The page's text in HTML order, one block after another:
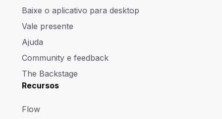
Baixe o aplicativo para desktop
Vale presente
Ajuda
Community e feedback
The Backstage
Recursos
Flow